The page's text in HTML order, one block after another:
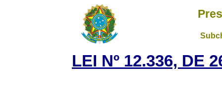
LEI Nº 12.336, DE